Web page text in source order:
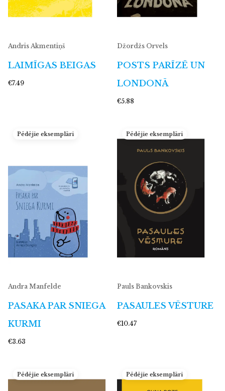
Andris Akmentiņš
LAIMĪGAS BEIGAS
€7.49
Džordžs Orvels
POSTS PARĪZĒ UN
LONDONĀ
€5.88
Pēdējie eksemplāri
Andra Manfelde
PASAKA PAR SNIEGA
KURMI
€3.63
Pēdējie eksemplāri
Pauls Bankovskis
PASAULES VĒSTURE
€10.47
Pēdējie eksemplāri Pēdējie eksemplāri